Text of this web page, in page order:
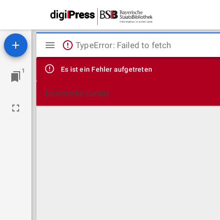
1
Mirador
Viewer
TypeError: Failed to fetch
Es ist ein Fehler aufgetreten
Technische Details